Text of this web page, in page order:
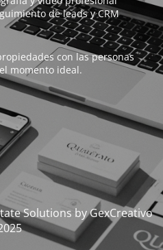
de leads y CRM
con las personas
momento ideal.
Solutions by GexCreativo